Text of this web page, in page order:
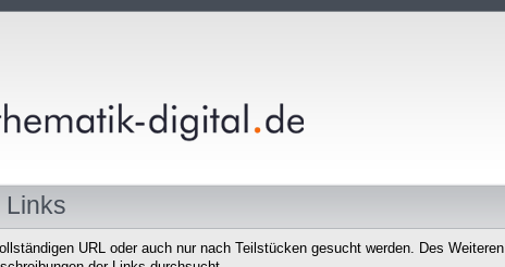
Links
URL oder auch nur nach Teilstücken gesucht werden. Des Weiteren